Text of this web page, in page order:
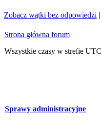
Zobacz wątki bez odpowiedzi |
Strona główna forum
Wszystkie czasy w strefie
Sprawy administracyjne